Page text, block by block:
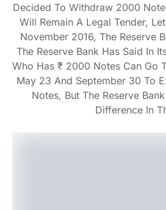
Decided To Withdraw 2000
Will Remain A Legal Tender,
November 2016, The Reserve
The Reserve Bank Has Said In
Who Has ₹ 2000 Notes Can Go
May 23 And September 30 To
Notes, But The Reserve
Difference In